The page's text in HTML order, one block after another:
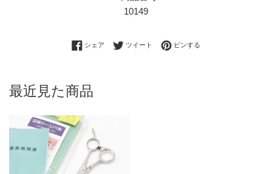
10149
シェア Facebookでシェアする
ツイート Twitterに投稿する
ピンする
最近見た商品